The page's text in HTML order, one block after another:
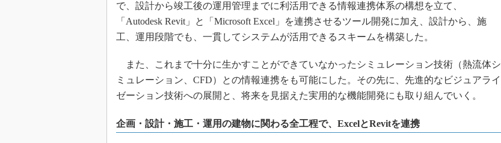
で、設計から竣工後の運用管理までに利活用できる情報連携体系の構想を立て、
「Autodesk Revit」と「Microsoft Excel」を連携させるツール開発に加え、設計から、施
工、運用段階でも、一貫してシステムが活用できるスキームを構築した。
また、これまで十分に生かすことができていなかったシミュレーション技術（熱流体シ
ミュレーション、CFD）との情報連携をも可能にした。その先に、先進的なビジュアライ
ゼーション技術への展開と、将来を見据えた実用的な機能開発にも取り組んでいく。
企画・設計・施工・運用の建物に関わる全工程で、ExcelとRevitを連携